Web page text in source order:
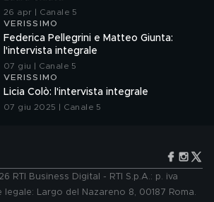
26 apr | Canale 5
VERISSIMO
Federica Pellegrini e Matteo Giunta:
l'intervista integrale
07 giu | Canale 5
VERISSIMO
Licia Colò: l'intervista integrale
07 giu 2025 | Canale 5
RTI Business Digital - RTI S.p.A.: p. iva
legale: Largo del Nazareno 8, 00187 Roma.